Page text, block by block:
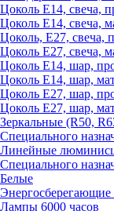
Цоколь Е14, свеча,
Цоколь Е14, свеча,
Цоколь, Е27, свеча,
Цоколь Е27, свеча,
Цоколь Е14, шар,
Цоколь Е14, шар,
Цоколь Е27, шар,
Цоколь Е27, шар,
Зеркальные (R50,
Специального
Линейные
Специального
Белые
Лампы 6000 часов